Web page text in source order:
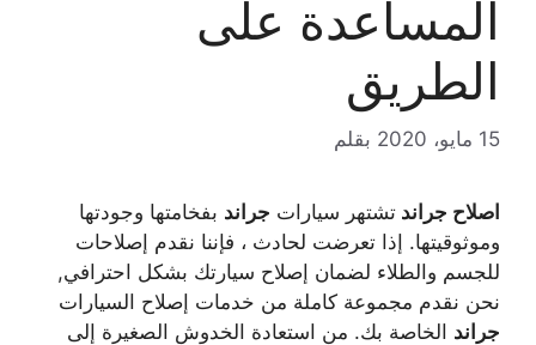
المساعدة على
الطريق
15 مايو، 2020 بقلم
اصلاح جراند تشتهر سيارات جراند بفخامتها وجودتها
وموثوقيتها. إذا تعرضت لحادث ، فإننا نقدم إصلاحات
للجسم والطلاء لضمان إصلاح سيارتك بشكل احترافي,
نحن نقدم مجموعة كاملة من خدمات إصلاح السيارات
جراند الخاصة بك. من استعادة الخدوش الصغيرة إلى